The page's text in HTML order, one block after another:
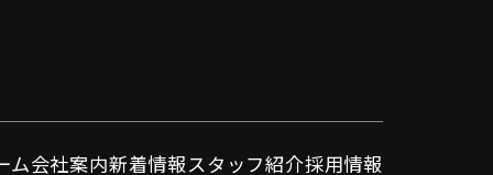
ム会社案内新着情報スタッフ紹介採用情報